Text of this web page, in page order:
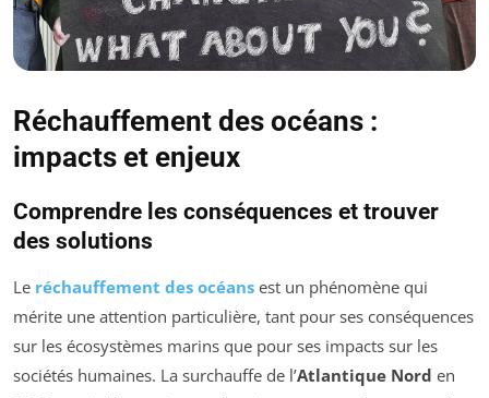
Réchauffement des océans :
impacts et enjeux
Comprendre les conséquences et trouver
des solutions
Le réchauffement des océans est un phénomène qui
mérite une attention particulière, tant pour ses conséquences
sur les écosystèmes marins que pour ses impacts sur les
sociétés humaines. La surchauffe de l’Atlantique Nord en